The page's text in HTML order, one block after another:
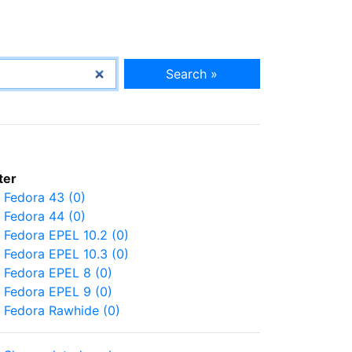
Search »
Fedora 43 (0)
Fedora 44 (0)
Fedora EPEL 10.2 (0)
Fedora EPEL 10.3 (0)
Fedora EPEL 8 (0)
Fedora EPEL 9 (0)
Fedora Rawhide (0)